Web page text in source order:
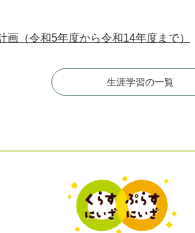
画（令和5年度から令和14年度まで）
生涯学習の一覧